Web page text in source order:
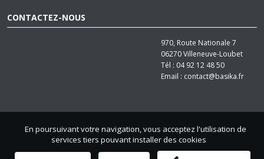
CONTACTEZ-NOUS
970, Route Nationale 7
06270Villeneuve-Loubet
Tél : 04 92 12 48 50
Email : contact@basika.fr
En poursuivant votre navigation, vous acceptez l'utilisation de
services tiers pouvant installer des cookies